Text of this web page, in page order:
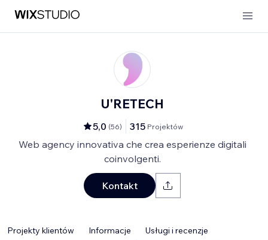
U'RETECH
5,0 (56) 315 Projektów
Web agency innovativa che crea esperienze digitali
coinvolgenti.
Kontakt
Projekty klientów Informacje Usługi i recenzje